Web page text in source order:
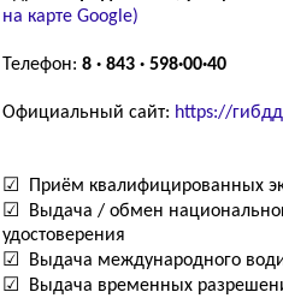
на карте Google)
Телефон: 8 · 843 · 598·00·40
Официальный сайт: https://
☑ Приём квалифицированных
☑ Выдача / обмен
удостоверения
☑ Выдача международного
☑ Выдача временных